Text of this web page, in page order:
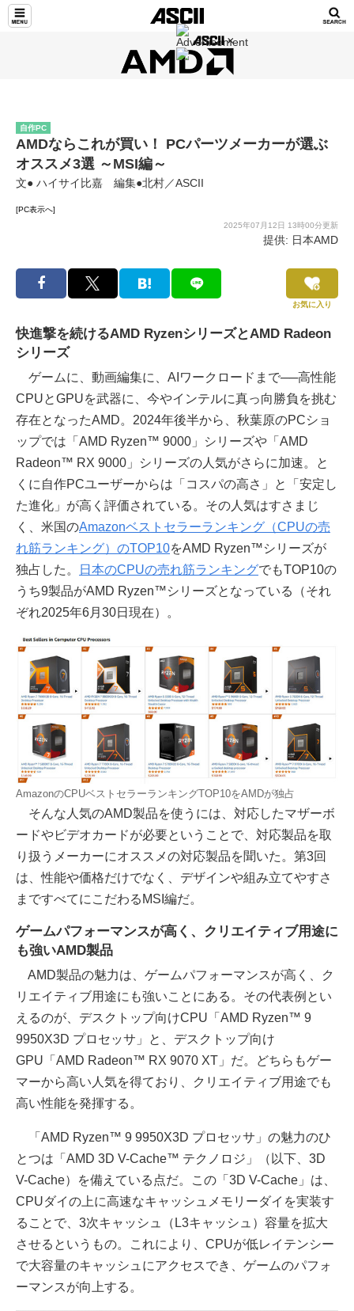
自作PC
AMDならこれが買い！ PCパーツメーカーが選ぶ
オススメ3選 ～MSI編～
文● ハイサイ比嘉 編集●北村／ASCII
[PC表示へ]
2025年07月12日 13時00分更新
提供: 日本AMD
お気に入り
快進撃を続けるAMD RyzenシリーズとAMD Radeon
シリーズ
ゲームに、動画編集に、AIワークロードまで──高性能
CPUとGPUを武器に、今やインテルに真っ向勝負を挑む
存在となったAMD。2024年後半から、秋葉原のPCショ
ップでは「AMD Ryzen™ 9000」シリーズや「AMD
Radeon™ RX 9000」シリーズの人気がさらに加速。と
くに自作PCユーザーからは「コスパの高さ」と「安定し
た進化」が高く評価されている。その人気はすさまじ
く、米国のAmazonベストセラーランキング（CPUの売
れ筋ランキング）のTOP10をAMD Ryzen™シリーズが
独占した。
日本のCPUの売れ筋ランキングでもTOP10の
うち9製品がAMD Ryzen™シリーズとなっている（それ
ぞれ2025年6月30日現在）。
AmazonのCPUベストセラーランキングTOP10をAMDが独占
そんな人気のAMD製品を使うには、対応したマザーボ
ードやビデオカードが必要ということで、対応製品を取
り扱うメーカーにオススメの対応製品を聞いた。第3回
は、性能や価格だけでなく、デザインや組み立てやすさ
まですべてにこだわるMSI編だ。
ゲームパフォーマンスが高く、クリエイティブ用途に
も強いAMD製品
AMD製品の魅力は、ゲームパフォーマンスが高く、ク
リエイティブ用途にも強いことにある。その代表例とい
えるのが、デスクトップ向けCPU「AMD Ryzen™ 9
9950X3D プロセッサ」と、デスクトップ向け
GPU「AMD Radeon™ RX 9070 XT」だ。どちらもゲー
マーから高い人気を得ており、クリエイティブ用途でも
高い性能を発揮する。
「AMD Ryzen™ 9 9950X3D プロセッサ」の魅力のひ
とつは「AMD 3D V-Cache™ テクノロジ」（以下、3D
V-Cache）を備えている点だ。この「3D V-Cache」は、
CPUダイの上に高速なキャッシュメモリーダイを実装す
ることで、3次キャッシュ（L3キャッシュ）容量を拡大
させるというもの。これにより、CPUが低レイテンシー
で大容量のキャッシュにアクセスでき、ゲームのパフォ
ーマンスが向上する。